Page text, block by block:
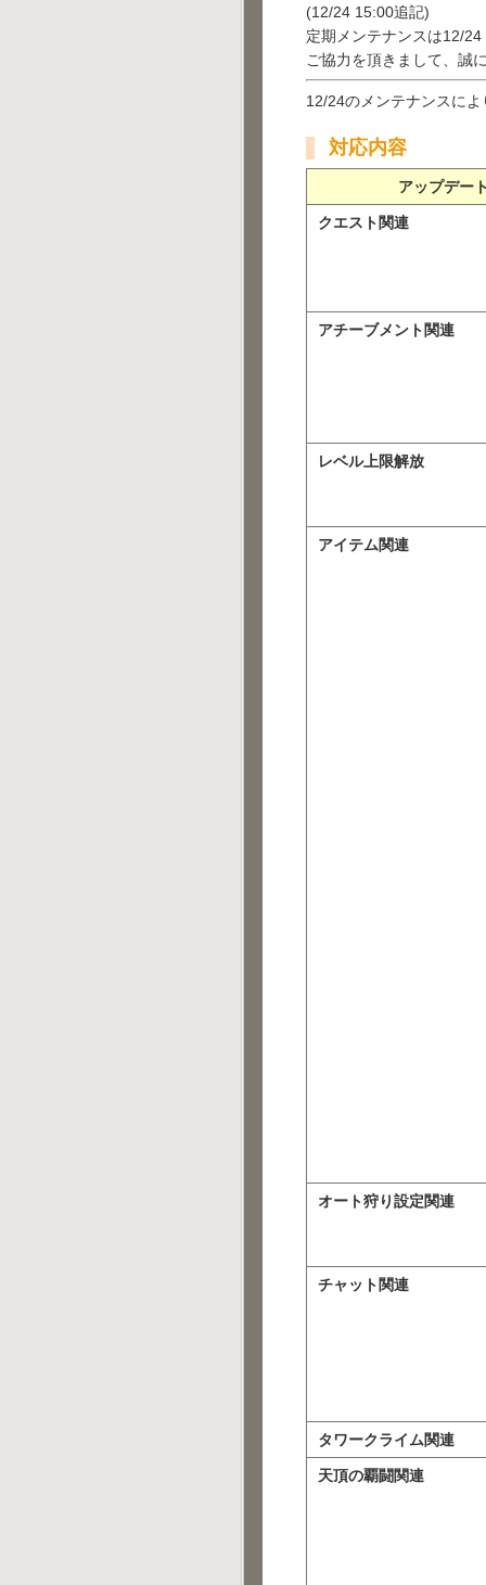
(12/24 15:00追記)
定期メンテナンスは12/
ご協力を頂きまして、誠
12/24のメンテナンスに
対応内容
アップデー
クエスト関連
アチーブメント関連
レベル上限解放
アイテム関連
オート狩り設定関連
チャット関連
タワークライム関連
天頂の覇闘関連